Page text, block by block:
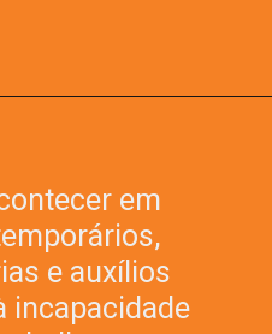
em
e auxílios
incapacidade